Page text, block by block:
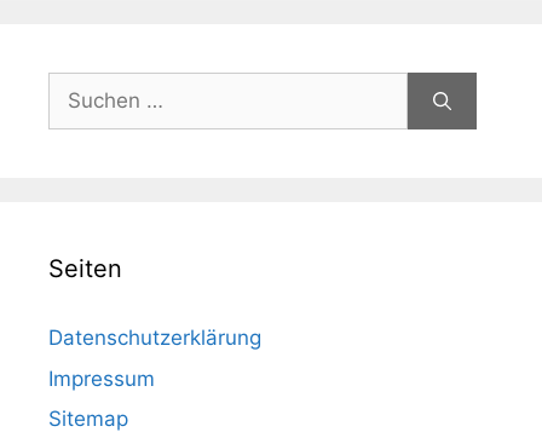
Suchen
nach:
Seiten
Datenschutzerklärung
Impressum
Sitemap